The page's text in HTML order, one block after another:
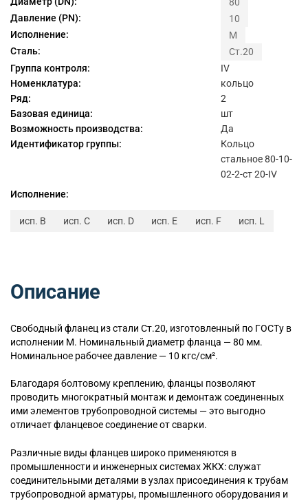
Давление (PN):
10
Исполнение:
M
Сталь:
Ст.20
Группа контроля:
IV
Номенклатура:
кольцо
Ряд:
2
Базовая единица:
шт
Возможность производства:
Да
Идентификатор группы:
Кольцо
стальное 80-10-
02-2-ст 20-IV
Исполнение:
исп. B исп. C исп. D исп. E исп. F исп. L
Описание
Свободный фланец из стали Ст.20, изготовленный по ГОСТу в
исполнении M. Номинальный диаметр фланца — 80 мм.
Номинальное рабочее давление — 10 кгс/см².
Благодаря болтовому креплению, фланцы позволяют
проводить многократный монтаж и демонтаж соединенных
ими элементов трубопроводной системы — это выгодно
отличает фланцевое соединение от сварки.
Различные виды фланцев широко применяются в
промышленности и инженерных системах ЖКХ: служат
соединительными деталями в узлах присоединения к трубам
трубопроводной арматуры, промышленного оборудования и